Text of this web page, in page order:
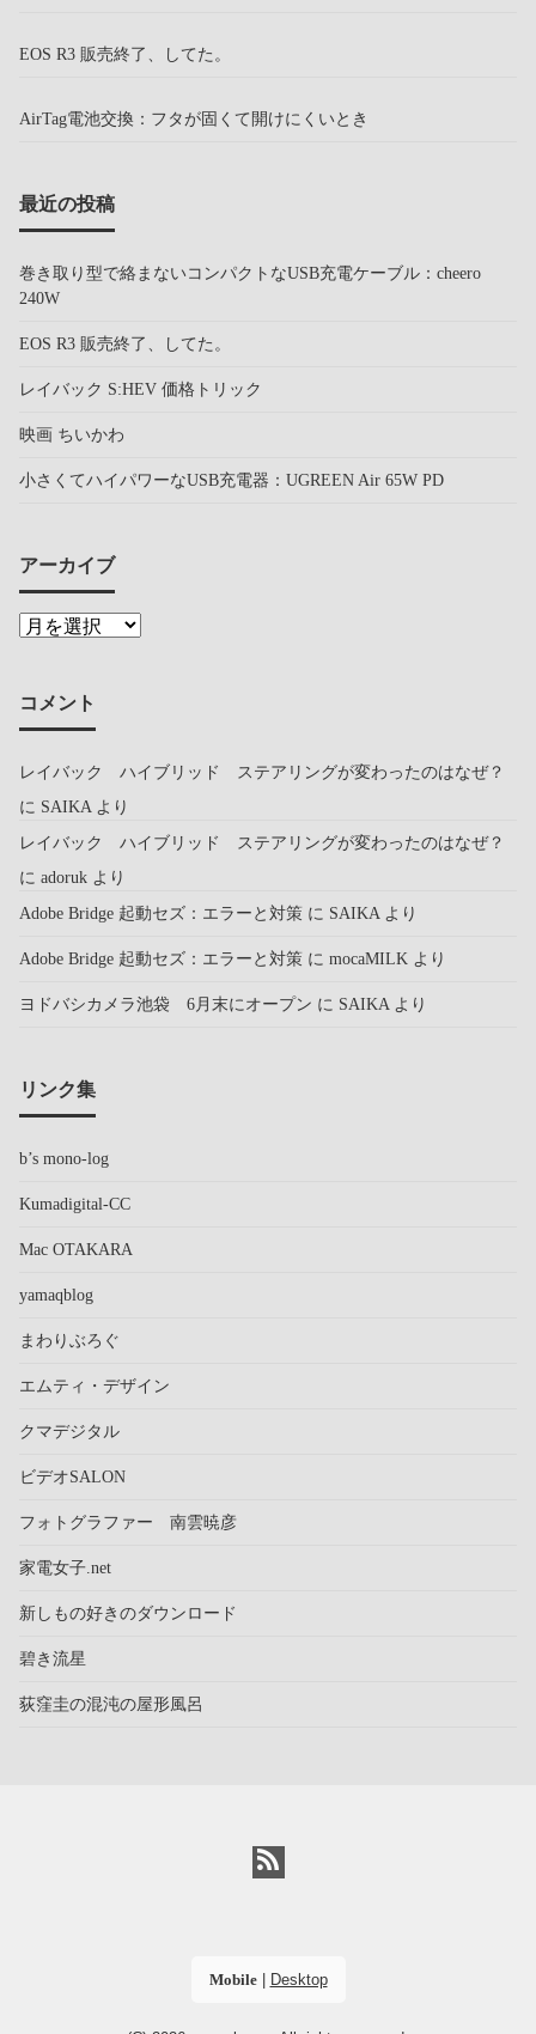
EOS R3 販売終了、してた。
AirTag電池交換：フタが固くて開けにくいとき
最近の投稿
巻き取り型で絡まないコンパクトなUSB充電ケーブル：cheero
240W
EOS R3 販売終了、してた。
レイバック S:HEV 価格トリック
映画 ちいかわ
小さくてハイパワーなUSB充電器：UGREEN Air 65W PD
アーカイブ
コメント
レイバック ハイブリッド ステアリングが変わったのはなぜ？
に SAIKA より
レイバック ハイブリッド ステアリングが変わったのはなぜ？
に adoruk より
Adobe Bridge 起動セズ：エラーと対策 に SAIKA より
Adobe Bridge 起動セズ：エラーと対策 に mocaMILK より
ヨドバシカメラ池袋 6月末にオープン に SAIKA より
リンク集
b’s mono-log
Kumadigital-CC
Mac OTAKARA
yamaqblog
まわりぶろぐ
エムティ・デザイン
クマデジタル
ビデオSALON
フォトグラファー 南雲暁彦
家電女子.net
新しもの好きのダウンロード
碧き流星
荻窪圭の混沌の屋形風呂
Mobile| Desktop